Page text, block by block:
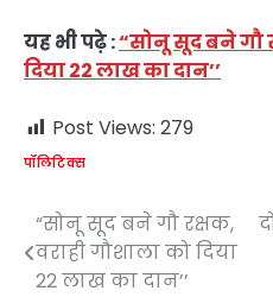
यह भी पढ़े :“सोनू सूद बने गौ
दिया 22 लाख का दान’’
Post Views: 279
पॉलिटिक्स
Post
navigation
“सोनू सूद बने गौ रक्षक,
वराही गौशाला को दिया
22 लाख का दान’’